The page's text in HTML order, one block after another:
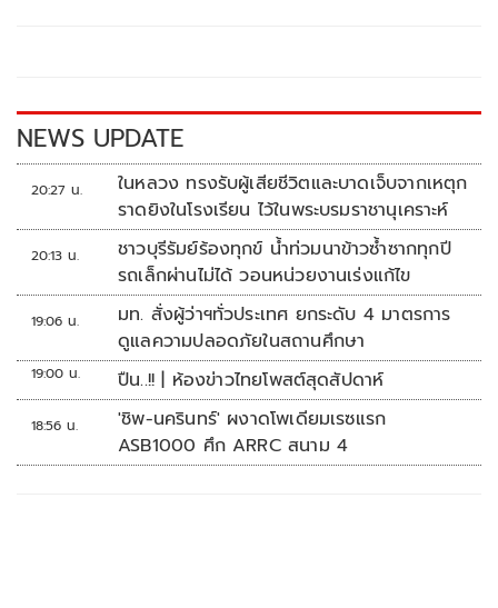
k k
NEWS UPDATE
20:27 น.
ในหลวง ทรงรับผู้เสียชีวิตและบาดเจ็บจากเหตุก
ราดยิงในโรงเรียน ไว้ในพระบรมราชานุเคราะห์
20:13 น.
ชาวบุรีรัมย์ร้องทุกข์ น้ำท่วมนาข้าวซ้ำซากทุกปี
รถเล็กผ่านไม่ได้ วอนหน่วยงานเร่งแก้ไข
19:06 น.
มท. สั่งผู้ว่าฯทั่วประเทศ ยกระดับ 4 มาตรการ
ดูแลความปลอดภัยในสถานศึกษา
19:00 น. ปืน..!! | ห้องข่าวไทยโพสต์สุดสัปดาห์
18:56 น.
'ชิพ-นครินทร์' ผงาดโพเดียมเรซแรก
ASB1000 ศึก ARRC สนาม 4